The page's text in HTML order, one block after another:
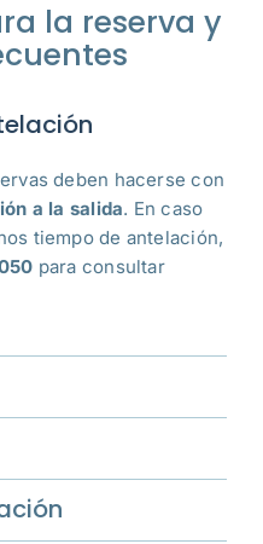
la reserva y
deben hacerse con
a la salida. En caso
tiempo de antelación,
para consultar